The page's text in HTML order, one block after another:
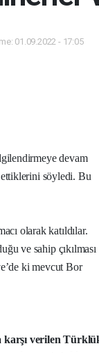
01.09.2022 - 17:05
devam
ettiklerini söyledi. Bu
olarak katıldılar.
ve sahip çıkılması
ki mevcut Bor
karşı verilen